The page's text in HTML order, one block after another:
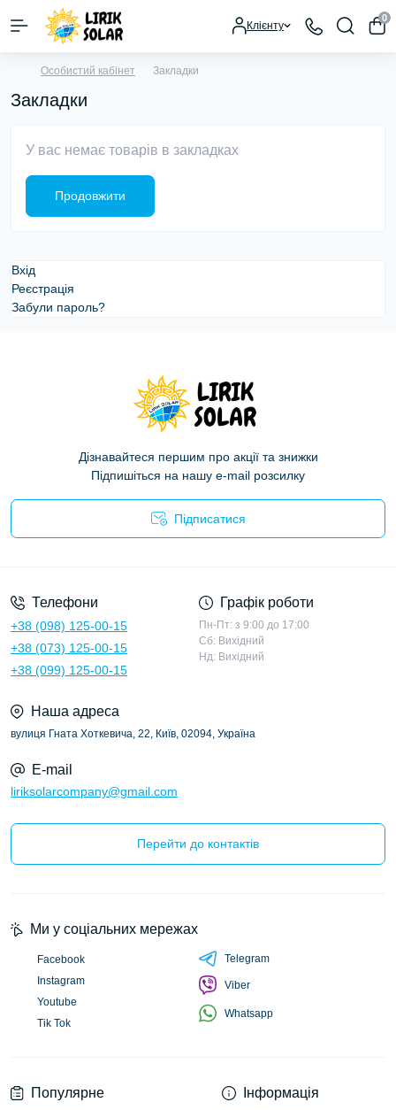
Клієнту
0
Особистий кабінет Закладки
Закладки
У вас немає товарів в закладках
Продовжити
Вхід
Реєстрація
Забули пароль?
Дізнавайтеся першим про акції та знижки
Підпишіться на нашу e-mail розсилку
Підписатися
Телефони
+38 (098) 125-00-15
+38 (073) 125-00-15
+38 (099) 125-00-15
Графік роботи
Пн-Пт: з 9:00 до 17:00
Сб: Вихідний
Нд: Вихідний
Наша адреса
вулиця Гната Хоткевича, 22, Київ, 02094, Україна
E-mail
liriksolarcompany@gmail.com
Перейти до контактів
Популярне Інформація
Ми у соціальних мережах
Facebook
Instagram
Youtube
Tik Tok
Telegram
Viber
Whatsapp